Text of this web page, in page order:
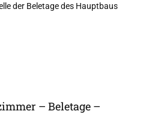
der Beletage des Hauptbaus
– Beletage –